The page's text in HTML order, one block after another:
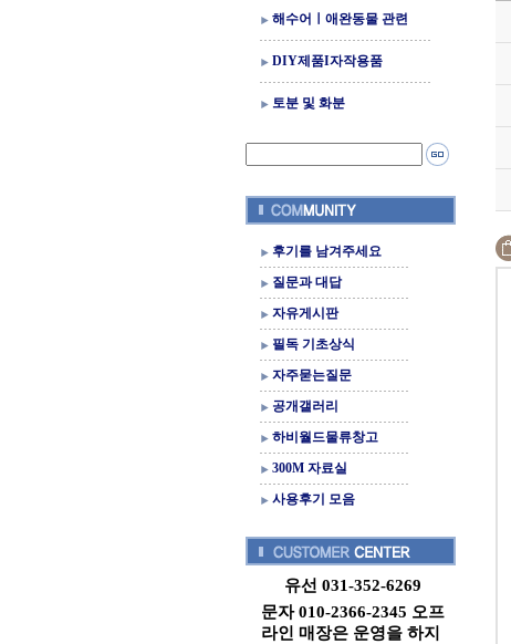
해수어ㅣ애완동물 관련
DIY제품I자작용품
토분 및 화분
후기를 남겨주세요
질문과 대답
자유게시판
필독 기초상식
자주묻는질문
공개갤러리
하비월드물류창고
300M 자료실
사용후기 모음
유선 031-352-6269
문자 010-2366-2345 오프
라인 매장은 운영을 하지